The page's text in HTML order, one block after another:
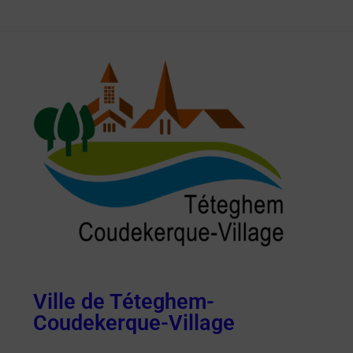
Ville de Téteghem-
Coudekerque-Village